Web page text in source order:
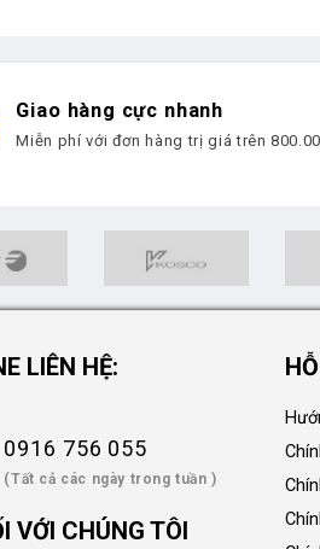
Giao hàng cực nhanh
Miễn phí với đơn hàng trị giá trên
LIÊN HỆ:
0916 756 055
(Tất cả các ngày trong tuần )
VỚI CHÚNG TÔI